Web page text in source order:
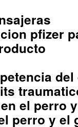
pfizer
el perro
perro y el